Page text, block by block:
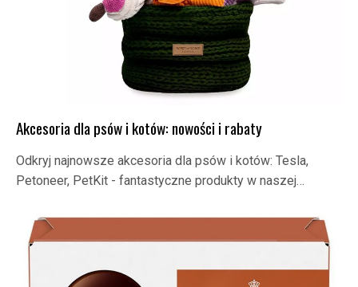
Akcesoria dla psów i kotów: nowości i rabaty
Odkryj najnowsze akcesoria dla psów i kotów: Tesla,
Petoneer, PetKit - fantastyczne produkty w naszej…